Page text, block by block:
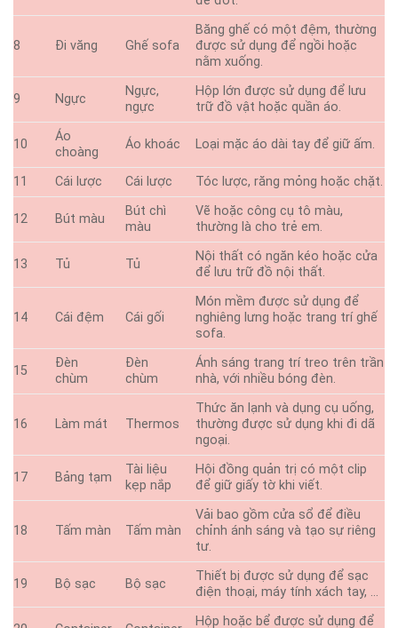
8 Đi văng Ghế sofa
Băng ghế có một đệm, thường
được sử dụng để ngồi hoặc
nằm xuống.
9 Ngực
Ngực,
ngực
Hộp lớn được sử dụng để lưu
trữ đồ vật hoặc quần áo.
10
Áo
choàng
Áo khoác Loại mặc áo dài tay để giữ ấm.
11 Cái lược Cái lược Tóc lược, răng mỏng hoặc chặt.
12 Bút màu
Bút chì
màu
Vẽ hoặc công cụ tô màu,
thường là cho trẻ em.
13 Tủ Tủ
Nội thất có ngăn kéo hoặc cửa
để lưu trữ đồ nội thất.
14 Cái đệm Cái gối
Món mềm được sử dụng để
nghiêng lưng hoặc trang trí ghế
sofa.
15
Đèn
chùm
Đèn
chùm
Ánh sáng trang trí treo trên trần
nhà, với nhiều bóng đèn.
16 Làm mát Thermos
Thức ăn lạnh và dụng cụ uống,
thường được sử dụng khi đi dã
ngoại.
17 Bảng tạm
Tài liệu
kẹp nắp
Hội đồng quản trị có một clip
để giữ giấy tờ khi viết.
18 Tấm màn Tấm màn
Vải bao gồm cửa sổ để điều
chỉnh ánh sáng và tạo sự riêng
tư.
19 Bộ sạc Bộ sạc
Thiết bị được sử dụng để sạc
điện thoại, máy tính xách tay, …
Hộp hoặc bể được sử dụng để